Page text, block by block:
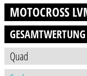
MOTOCROSS
GESAMTWERTUNG